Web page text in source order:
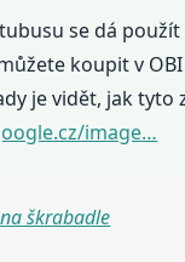
se dá použít
koupit v
je vidět, jak tyto
image…
škrabadle